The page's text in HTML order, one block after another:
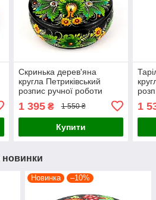
Скринька дерев'яна
кругла Петриківський
розпис ручної роботи
15х6см малюнок ЗЕЛЕНІ
КВІТИ Український сувенір
1 395₴ 1 550 ₴
Купити
1
новинки
Новинка –10%